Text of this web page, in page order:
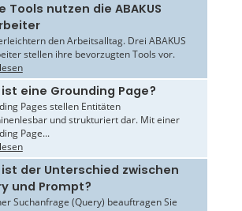
Tools nutzen die ABAKUS
den Arbeitsalltag. Drei ABAKUS
stellen ihre bevorzugten Tools vor.
eine Grounding Page?
Pages stellen Entitäten
und strukturiert dar. Mit einer
Page...
der Unterschied zwischen
und Prompt?
Suchanfrage (Query) beauftragen Sie